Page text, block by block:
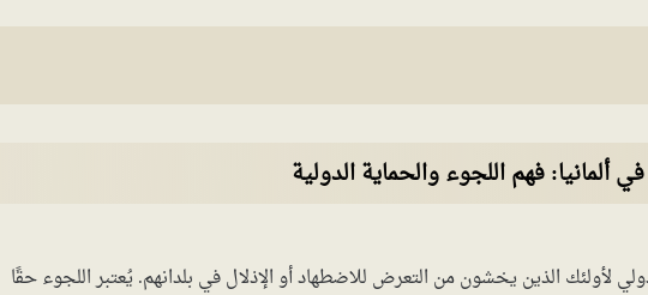
ألمانيا: فهم اللجوء والحماية الدولية
لأولئك الذين يخشون من التعرض للاضطهاد أو الإذلال في بلدانهم. يُعتبر اللجوء حقًا